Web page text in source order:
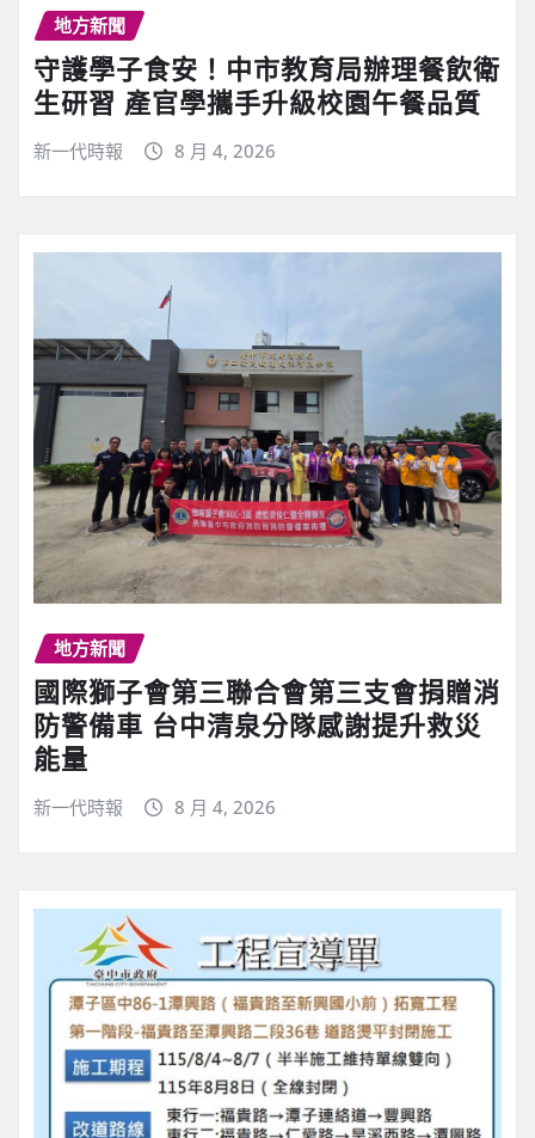
地方新聞
守護學子食安！中市教育局辦理餐飲衛
生研習 產官學攜手升級校園午餐品質
新一代時報 8 月 4, 2026
地方新聞
國際獅子會第三聯合會第三支會捐贈消
防警備車 台中清泉分隊感謝提升救災
能量
新一代時報 8 月 4, 2026